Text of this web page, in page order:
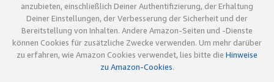
anzubieten, einschließlich Deiner Authentifizierung, der Erhaltung
Deiner Einstellungen, der Verbesserung der Sicherheit und der
Bereitstellung von Inhalten. Andere Amazon-Seiten und -Dienste
können Cookies für zusätzliche Zwecke verwenden. Um mehr darüber
zu erfahren, wie Amazon Cookies verwendet, lies bitte die Hinweise
zu Amazon-Cookies.